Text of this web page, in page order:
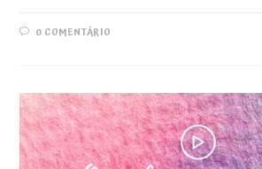
0 COMENTÁRIO